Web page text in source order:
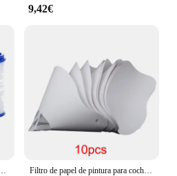
9,42€
Filtro de papel de pintura para coche, embudo de filtro de malla en aerosol desechable, embudo de colado cónico, 10x19 cm, 100 micras